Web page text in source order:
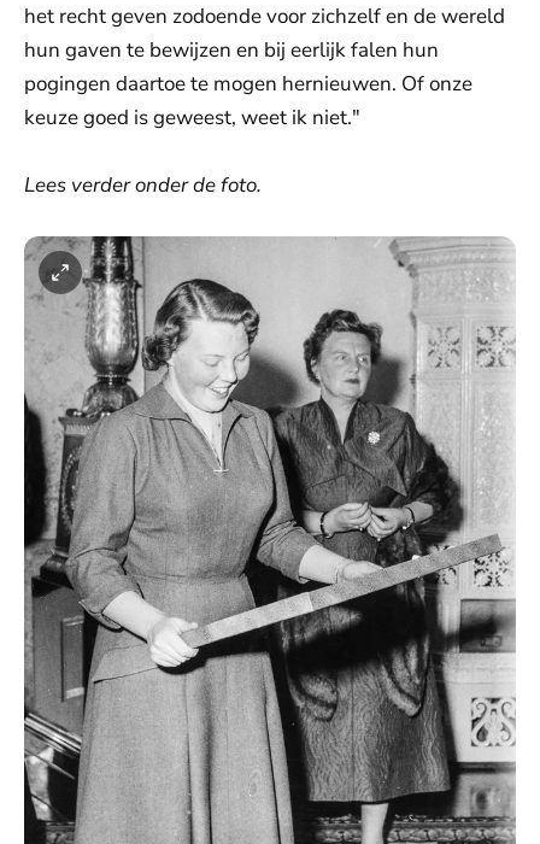
het recht geven zodoende voor zichzelf en de wereld
hun gaven te bewijzen en bij eerlijk falen hun
pogingen daartoe te mogen hernieuwen. Of onze
keuze goed is geweest, weet ik niet."
Lees verder onder de foto.